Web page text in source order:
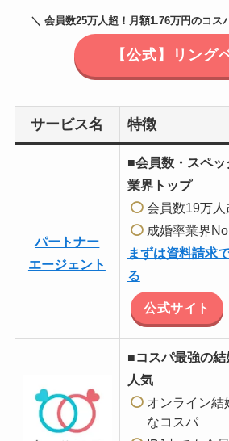
＼ 会員数25万人超！月額1.76万円のコス
【公式】リング
サービス名 特徴
パートナー
エージェント
■会員数・スペ
業界トップ
会員数19万
成婚率業界
まずは資料請求
る
公式サイト
■コスパ最強の
人気
オンライン結
なコスパ